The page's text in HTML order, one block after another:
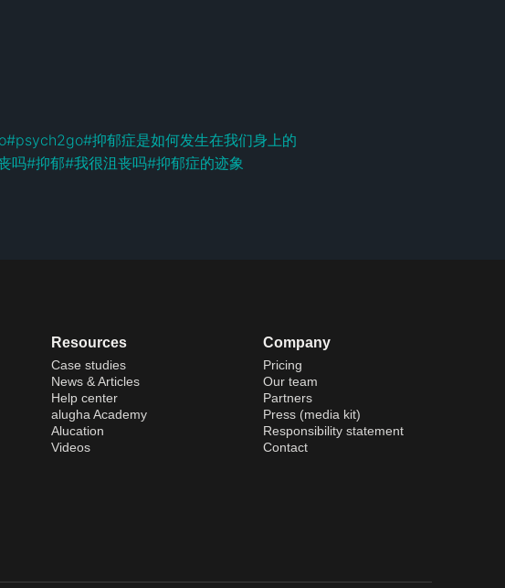
#psych2go#抑郁症是如何发生在我们身上的
吗#抑郁#我很沮丧吗#抑郁症的迹象
Resources
Case studies
News & Articles
Help center
alugha Academy
Alucation
Videos
Company
Pricing
Our team
Partners
Press (media kit)
Responsibility statement
Contact